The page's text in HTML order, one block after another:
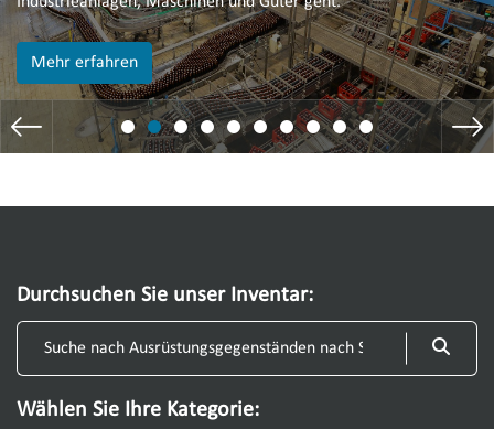
Mehr erfahren
Durchsuchen Sie unser Inventar
Wählen Sie Ihre Kategorie